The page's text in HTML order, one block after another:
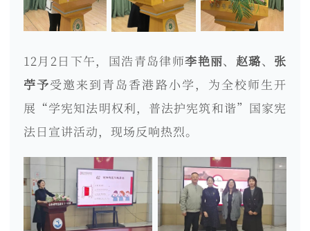
12月2日下午，国浩青岛律师李艳丽、 赵璐、 张
苧予受邀来到青岛香港路小学，为全校师生开
展“学宪知法明权利，普法护宪筑和谐”国家宪
法日宣讲活动，现场反响热烈。